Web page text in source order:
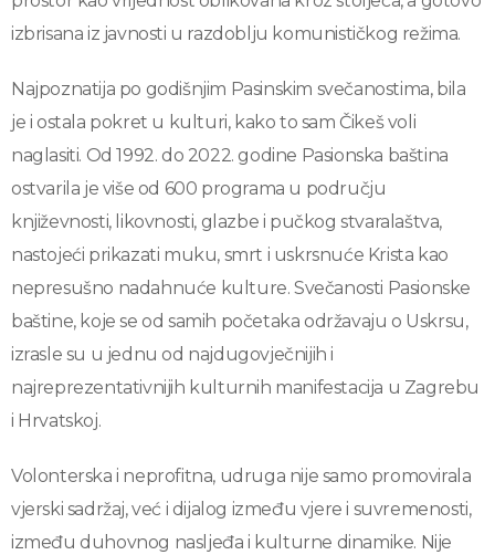
izbrisana iz javnosti u razdoblju komunističkog režima.
Najpoznatija po godišnjim Pasinskim svečanostima, bila
je i ostala pokret u kulturi, kako to sam Čikeš voli
naglasiti. Od 1992. do 2022. godine Pasionska baština
ostvarila je više od 600 programa u području
književnosti, likovnosti, glazbe i pučkog stvaralaštva,
nastojeći prikazati muku, smrt i uskrsnuće Krista kao
nepresušno nadahnuće kulture. Svečanosti Pasionske
baštine, koje se od samih početaka održavaju o Uskrsu,
izrasle su u jednu od najdugovječnijih i
najreprezentativnijih kulturnih manifestacija u Zagrebu
i Hrvatskoj.
Volonterska i neprofitna, udruga nije samo promovirala
vjerski sadržaj, već i dijalog između vjere i suvremenosti,
između duhovnog nasljeđa i kulturne dinamike. Nije